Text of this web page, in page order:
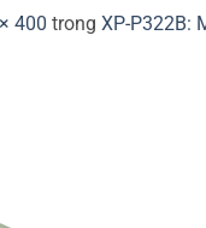
400 trong XP-P322B: